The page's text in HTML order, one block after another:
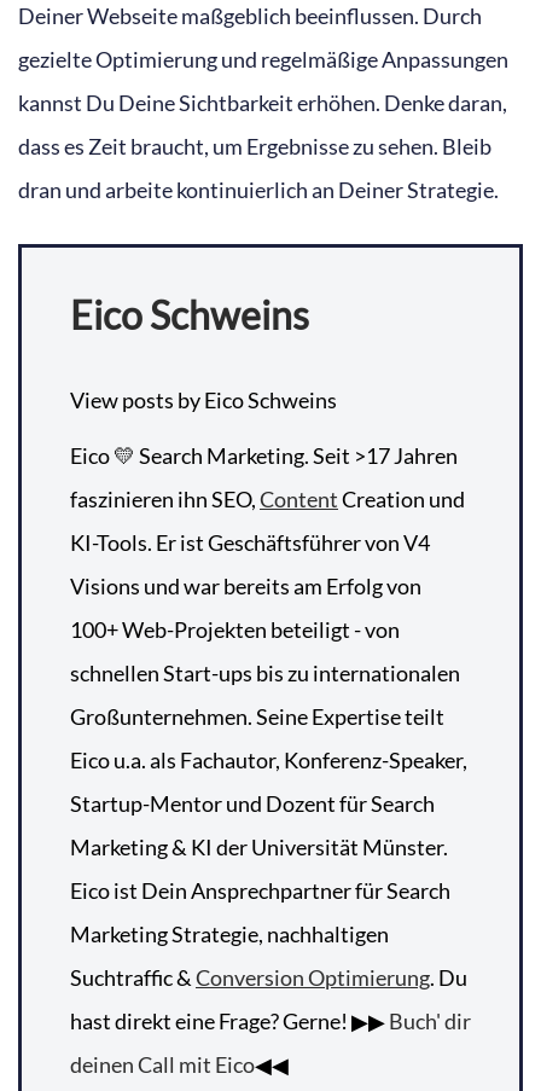
Deiner Webseite maßgeblich beeinflussen. Durch
gezielte Optimierung und regelmäßige Anpassungen
kannst Du Deine Sichtbarkeit erhöhen. Denke daran,
dass es Zeit braucht, um Ergebnisse zu sehen. Bleib
dran und arbeite kontinuierlich an Deiner Strategie.
Eico Schweins
View posts by Eico Schweins
Eico 💛 Search Marketing. Seit >17 Jahren
faszinieren ihn SEO,ContentCreation und
KI-Tools. Er ist Geschäftsführer von V4
Visions und war bereits am Erfolg von
100+ Web-Projekten beteiligt - von
schnellen Start-ups bis zu internationalen
Großunternehmen. Seine Expertise teilt
Eico u.a. als Fachautor, Konferenz-Speaker,
Startup-Mentor und Dozent für Search
Marketing & KI der Universität Münster.
Eico ist Dein Ansprechpartner für Search
Marketing Strategie, nachhaltigen
Suchtraffic &Conversion Optimierung. Du
hast direkt eine Frage? Gerne! ▶▶Buch' dir
deinen Call mit Eico◀◀